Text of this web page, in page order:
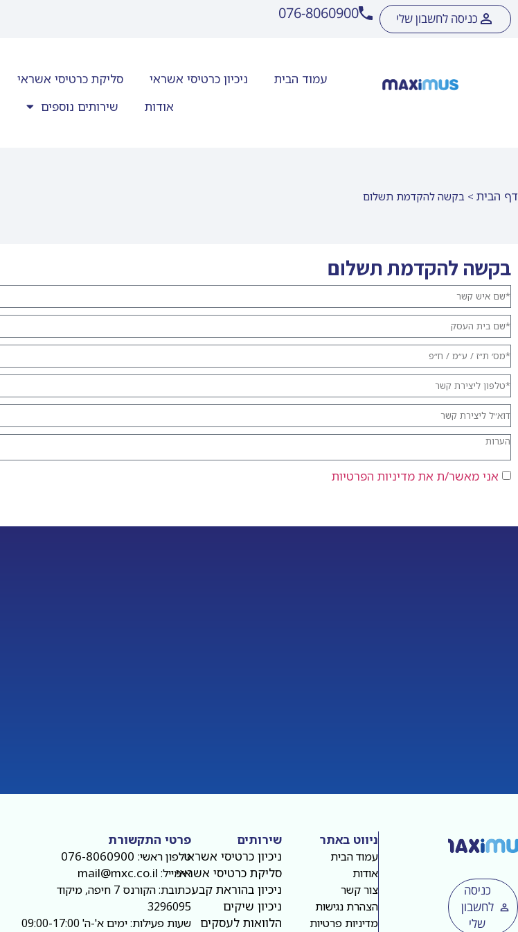
כניסה לחשבון שלי 076-8060900
עמוד הבית ניכיון כרטיסי אשראי סליקת כרטיסי אשראי
אודות
שירותים נוספים
דף הבית > בקשה להקדמת תשלום
בקשה להקדמת תשלום
אני מאשר/ת את מדיניות הפרטיות
כניסה
לחשבון
שלי
ניווט באתר
עמוד הבית
אודות
צור קשר
הצהרת נגישות
מדיניות פרטיות
שירותים
ניכיון כרטיסי אשראי
סליקת כרטיסי אשראי
ניכיון בהוראת קבע
ניכיון שיקים
הלוואות לעסקים
פרטי התקשורת
טלפון ראשי:
אימייל: mail@mxc.co.il
כתובת: הקורנס 7 חיפה, מיקוד
3296095
שעות פעילות: ימים א'-ה' 09:00-17:00